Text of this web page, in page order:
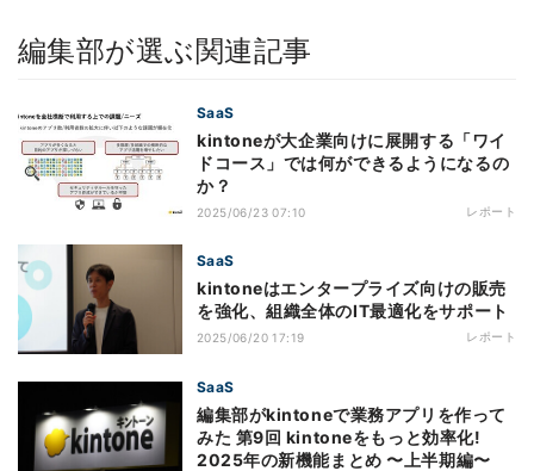
編集部が選ぶ関連記事
SaaS
kintoneが大企業向けに展開する「ワイ
ドコース」では何ができるようになるの
か？
2025/06/23 07:10 レポート
SaaS
kintoneはエンタープライズ向けの販売
を強化、組織全体のIT最適化をサポート
2025/06/20 17:19 レポート
SaaS
編集部がkintoneで業務アプリを作って
みた 第9回 kintoneをもっと効率化!
2025年の新機能まとめ 〜上半期編〜